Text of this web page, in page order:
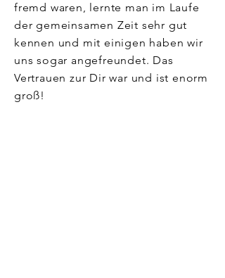
fremd waren, lernte man im Laufe
der gemeinsamen Zeit sehr gut
kennen und mit einigen haben wir
uns sogar angefreundet. Das
Vertrauen zur Dir war und ist enorm
groß!